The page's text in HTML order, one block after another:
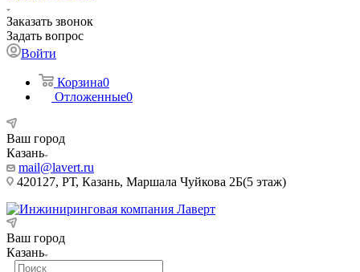
Заказать звонок
Задать вопрос
Войти
Корзина0
Отложенные0
Ваш город
Казань
mail@lavert.ru
420127, РТ, Казань, Маршала Чуйкова 2Б(5 этаж)
Ваш город
Казань